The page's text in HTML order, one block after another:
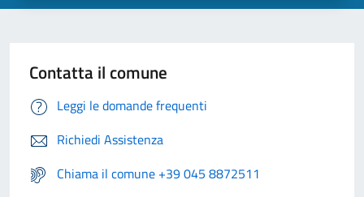
Contatta il comune
Leggi le domande frequenti
Richiedi Assistenza
Chiama il comune +39 045 8872511